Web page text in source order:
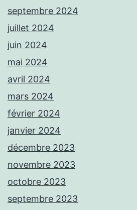
septembre 2024
juillet 2024
juin 2024
mai 2024
avril 2024
mars 2024
février 2024
janvier 2024
décembre 2023
novembre 2023
octobre 2023
septembre 2023